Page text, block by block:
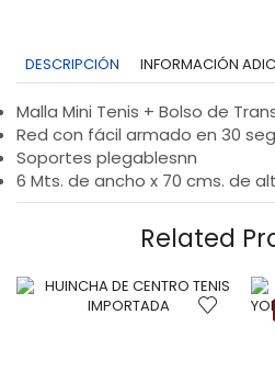
DESCRIPCIÓN INFORMACIÓN
Malla Mini Tenis + Bolso de
Red con fácil armado en 30
Soportes plegablesnn
6 Mts. de ancho x 70 cms. de
Related